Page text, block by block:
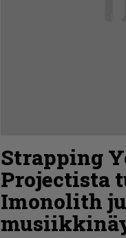
Strapping
Projectista
Imonolith